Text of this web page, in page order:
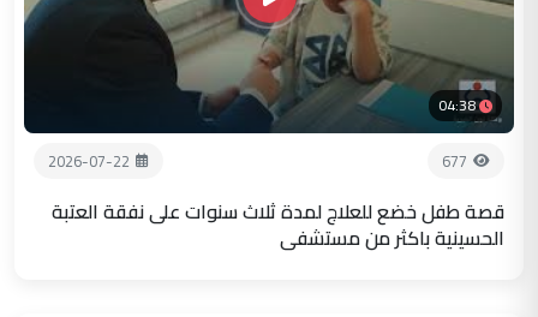
04:38
677
2026-07-22
قصة طفل خضع للعلاج لمدة ثلاث سنوات على نفقة العتبة
الحسينية باكثر من مستشفى